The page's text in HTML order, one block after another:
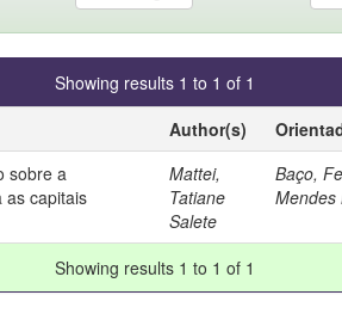
Showing results 1 to 1 of 1
Author(s)
sobre a
as capitais
Mattei,
Tatiane
Salete
Baço,
Mendes
Showing results 1 to 1 of 1